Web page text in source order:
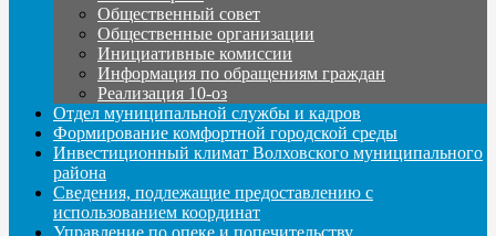
Общественный совет
Общественные организации
Инициативные комиссии
Информация по обращениям граждан
Реализация 10-оз
Отдел муниципальной службы и кадров
Формирование комфортной городской среды
Инвестиционный климат Волховского муниципального
района
Сведения, подлежащие предоставлению с
использованием координат
Управление по опеке и попечительству